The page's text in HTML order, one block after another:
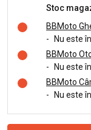
Stoc
BBMoto
-
Nu este
BBMoto
-
Nu este
BBMoto
-
Nu este